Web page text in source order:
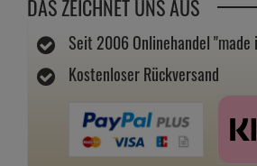
DAS ZEICHNET UNS AUS
Seit 2006 Onlinehandel "made
Kostenloser Rückversand